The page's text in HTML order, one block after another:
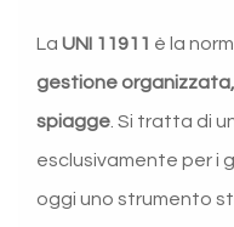
La UNI 11911 è la
gestione
spiagge. Si tratta di
esclusivamente per i
oggi uno strumento